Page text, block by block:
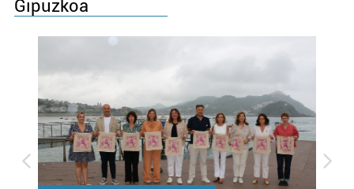
Gipuzkoa